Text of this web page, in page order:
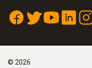
© 2026